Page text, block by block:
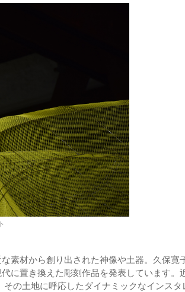
素材から創り出された神像や土器。久保寛
に置き換えた彫刻作品を発表しています。
の土地に呼応したダイナミックなインスタ